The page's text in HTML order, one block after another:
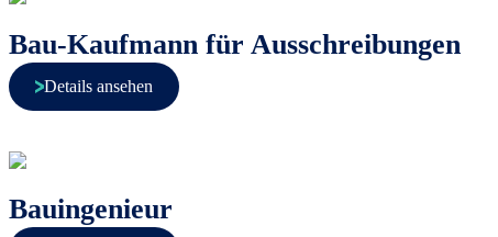
Bau-Kaufmann für Ausschreibungen
Details ansehen
Bauingenieur